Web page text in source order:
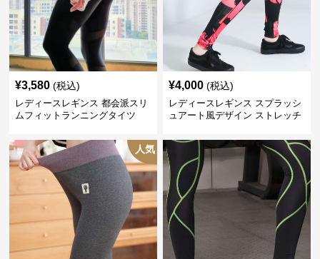
¥3,580 (税込)
レディースレギンス 都会派スリ
ムフィットランニングタイツ
¥4,000 (税込)
レディースレギンス スプラッシ
ュアート風デザイン ストレッチ
人気